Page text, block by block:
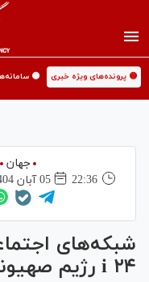
🟡 پرونده‌های ویژه خبری 🟡
جهان
22:36
05 آبان 1404
شبکه‌های
i ۲۴ رژیم صهیونیستی هک شد